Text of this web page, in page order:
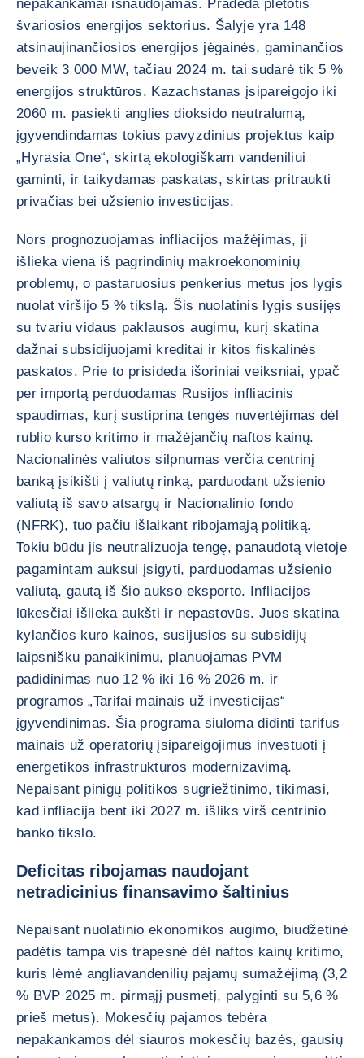
nepakankamai išnaudojamas. Pradeda plėtotis
švariosios energijos sektorius. Šalyje yra 148
atsinaujinančiosios energijos jėgainės, gaminančios
beveik 3 000 MW, tačiau 2024 m. tai sudarė tik 5 %
energijos struktūros. Kazachstanas įsipareigojo iki
2060 m. pasiekti anglies dioksido neutralumą,
įgyvendindamas tokius pavyzdinius projektus kaip
„Hyrasia One“, skirtą ekologiškam vandeniliui
gaminti, ir taikydamas paskatas, skirtas pritraukti
privačias bei užsienio investicijas.
Nors prognozuojamas infliacijos mažėjimas, ji
išlieka viena iš pagrindinių makroekonominių
problemų, o pastaruosius penkerius metus jos lygis
nuolat viršijo 5 % tikslą. Šis nuolatinis lygis susijęs
su tvariu vidaus paklausos augimu, kurį skatina
dažnai subsidijuojami kreditai ir kitos fiskalinės
paskatos. Prie to prisideda išoriniai veiksniai, ypač
per importą perduodamas Rusijos infliacinis
spaudimas, kurį sustiprina tengės nuvertėjimas dėl
rublio kurso kritimo ir mažėjančių naftos kainų.
Nacionalinės valiutos silpnumas verčia centrinį
banką įsikišti į valiutų rinką, parduodant užsienio
valiutą iš savo atsargų ir Nacionalinio fondo
(NFRK), tuo pačiu išlaikant ribojamąją politiką.
Tokiu būdu jis neutralizuoja tengę, panaudotą vietoje
pagamintam auksui įsigyti, parduodamas užsienio
valiutą, gautą iš šio aukso eksporto. Infliacijos
lūkesčiai išlieka aukšti ir nepastovūs. Juos skatina
kylančios kuro kainos, susijusios su subsidijų
laipsnišku panaikinimu, planuojamas PVM
padidinimas nuo 12 % iki 16 % 2026 m. ir
programos „Tarifai mainais už investicijas“
įgyvendinimas. Šia programa siūloma didinti tarifus
mainais už operatorių įsipareigojimus investuoti į
energetikos infrastruktūros modernizavimą.
Nepaisant pinigų politikos sugriežtinimo, tikimasi,
kad infliacija bent iki 2027 m. išliks virš centrinio
banko tikslo.
Deficitas ribojamas naudojant
netradicinius finansavimo šaltinius
Nepaisant nuolatinio ekonomikos augimo, biudžetinė
padėtis tampa vis trapesnė dėl naftos kainų kritimo,
kuris lėmė angliavandenilių pajamų sumažėjimą (3,2
% BVP 2025 m. pirmąjį pusmetį, palyginti su 5,6 %
prieš metus). Mokesčių pajamos tebėra
nepakankamos dėl siauros mokesčių bazės, gausių